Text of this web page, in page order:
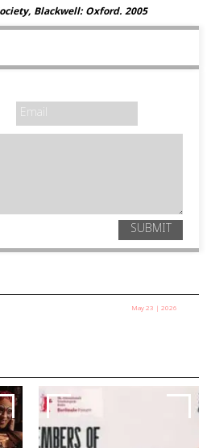
Blackwell: Oxford. 2005
SUBMIT
May 23 | 2026